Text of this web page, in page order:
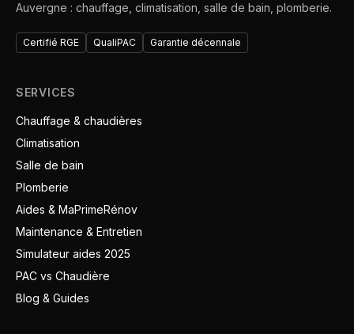
Auvergne : chauffage, climatisation, salle de bain, plomberie.
Certifié RGE QualiPAC Garantie décennale
SERVICES
Chauffage & chaudières
Climatisation
Salle de bain
Plomberie
Aides & MaPrimeRénov
Maintenance & Entretien
Simulateur aides 2025
PAC vs Chaudière
Blog & Guides